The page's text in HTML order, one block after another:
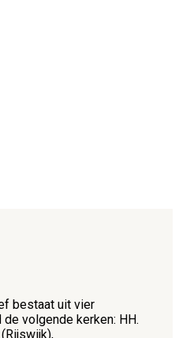
bestaat uit vier
volgende kerken: HH.